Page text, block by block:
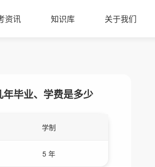
资讯 知识库 关于我们
毕业、学费是多少
学制
5 年